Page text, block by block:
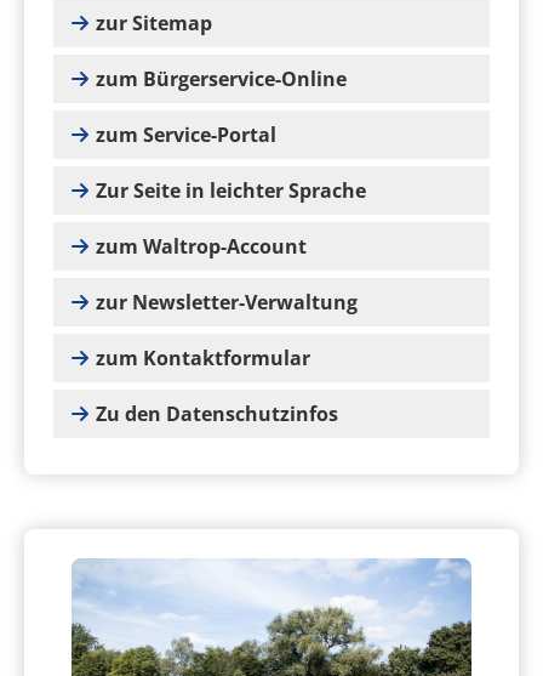
zur Sitemap
zum Bürgerservice-Online
zum Service-Portal
Zur Seite in leichter Sprache
zum Waltrop-Account
zur Newsletter-Verwaltung
zum Kontaktformular
Zu den Datenschutzinfos